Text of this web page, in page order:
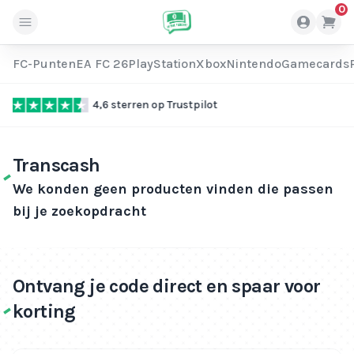
0
FC-PuntenEA FC 26PlayStationXboxNintendoGamecards
Direct geleverd
Transcash
We konden geen producten vinden die passen
bij je zoekopdracht
Ontvang je code direct en spaar voor
korting